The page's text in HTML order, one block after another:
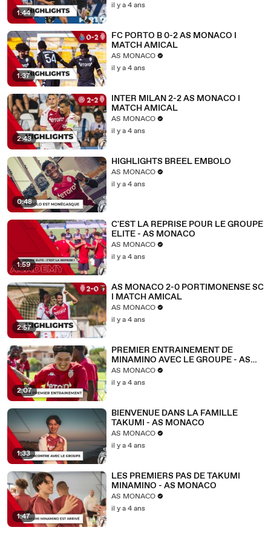
1:44
il y a 4 ans
1:37
FC PORTO B 0-2 AS MONACO I
MATCH AMICAL
AS MONACO
il y a 4 ans
2:43
INTER MILAN 2-2 AS MONACO I
MATCH AMICAL
AS MONACO
il y a 4 ans
0:48
HIGHLIGHTS BREEL EMBOLO
AS MONACO
il y a 4 ans
1:59
C'EST LA REPRISE POUR LE GROUPE
ELITE - AS MONACO
AS MONACO
il y a 4 ans
2:57
AS MONACO 2-0 PORTIMONENSE SC
I MATCH AMICAL
AS MONACO
il y a 4 ans
2:07
PREMIER ENTRAINEMENT DE
MINAMINO AVEC LE GROUPE - AS
MONACO
AS MONACO
il y a 4 ans
1:33
BIENVENUE DANS LA FAMILLE
TAKUMI - AS MONACO
AS MONACO
il y a 4 ans
1:47
LES PREMIERS PAS DE TAKUMI
MINAMINO - AS MONACO
AS MONACO
il y a 4 ans